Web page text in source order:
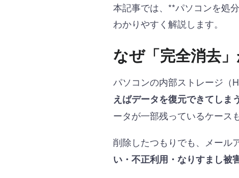
本記事では、**パソコンを処
わかりやすく解説します。
なぜ「完全消去
パソコンの内部ストレージ（
えばデータを復元できてしまう
ータが一部残っているケースも
削除したつもりでも、メール
い・不正利用・なりすまし被